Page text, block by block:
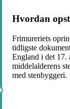
Hvordan
Frimureriets
tidligste
England i det 17.
middelalderens
med stenbyggeri.